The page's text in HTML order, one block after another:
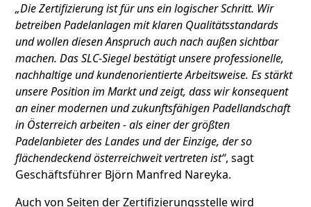
„Die Zertifizierung ist für uns ein logischer Schritt. Wir
betreiben Padelanlagen mit klaren Qualitätsstandards
und wollen diesen Anspruch auch nach außen sichtbar
machen. Das SLC-Siegel bestätigt unsere professionelle,
nachhaltige und kundenorientierte Arbeitsweise. Es stärkt
unsere Position im Markt und zeigt, dass wir konsequent
an einer modernen und zukunftsfähigen Padellandschaft
in Österreich arbeiten - als einer der größten
Padelanbieter des Landes und der Einzige, der so
flächendeckend österreichweit vertreten ist“, sagt
Geschäftsführer Björn Manfred Nareyka.
Auch von Seiten der Zertifizierungsstelle wird